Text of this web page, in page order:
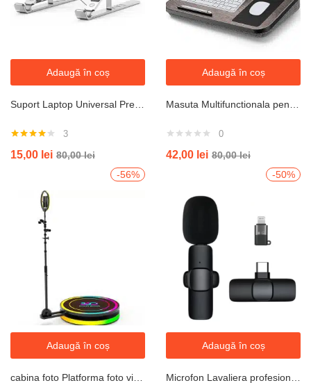
Adaugă în coș
4.00din
3
15,00 lei 80,00lei
Adaugă în coș
0
42,00 lei 80,00lei
-56%
Adaugă în coș
-50%
Adaugă în coș